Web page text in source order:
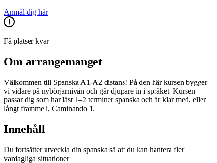
Anmäl dig här
Få platser kvar
Om arrangemanget
Välkommen till Spanska A1-A2 distans! På den här kursen bygger
vi vidare på nybörjarnivån och går djupare in i språket. Kursen
passar dig som har läst 1–2 terminer spanska och är klar med, eller
långt framme i, Caminando 1.
Innehåll
Du fortsätter utveckla din spanska så att du kan hantera fler
vardagliga situationer